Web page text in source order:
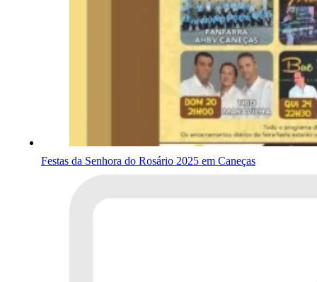
Festas da Senhora do Rosário 2025 em Caneças